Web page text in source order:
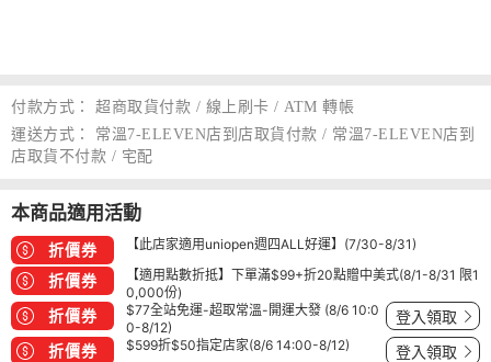
付款方式：
超商取貨付款 / 線上刷卡 / ATM 轉帳
運送方式：
常溫7-ELEVEN店到店取貨付款 / 常溫7-ELEVEN店到
店取貨不付款 / 宅配
本商品適用活動
折價券 【此店家適用uniopen週四ALL好運】(7/30-8/31)
折價券
【適用點數折抵】下單滿$99+折20點贈中美式(8/1-8/31 限1
0,000份)
折價券
$77全站免運-超取常溫-開運大發 (8/6 10:0
0-8/12)
登入領取
折價券 $599折$50指定店家(8/6 14:00-8/12) 登入領取